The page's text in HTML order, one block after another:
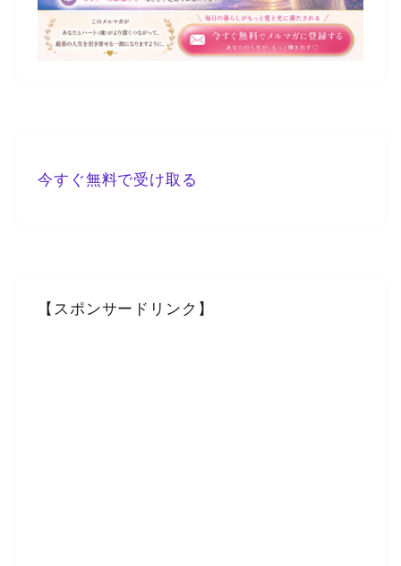
今すぐ無料で受け取る
【スポンサードリンク】